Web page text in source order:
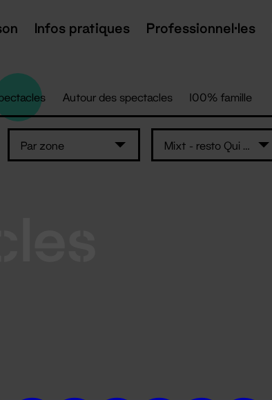
Infos pratiques Professionnel·les
Autour des spectacles 100% famille
Par zone Mixt - resto Qui Som